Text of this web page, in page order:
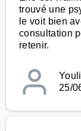
trouvé une
le voit bien
consultation
retenir.
25/